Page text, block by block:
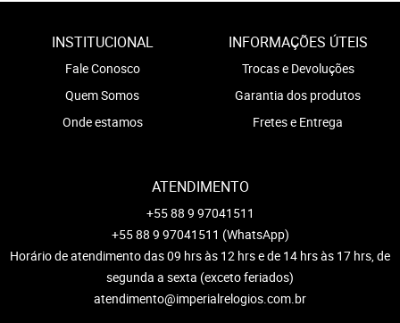
INSTITUCIONAL
Fale Conosco
Quem Somos
Onde estamos
INFORMAÇÕES ÚTEIS
Trocas e Devoluções
Garantia dos produtos
Fretes e Entrega
ATENDIMENTO
+55 88 9 97041511
+55 88 9 97041511 (WhatsApp)
Horário de atendimento das 09 hrs às 12 hrs e de 14 hrs às 17 hrs, de
segunda a sexta (exceto feriados)
atendimento@imperialrelogios.com.br